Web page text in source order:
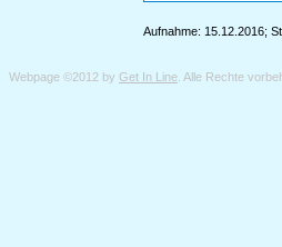
Aufnahme: 15.12.2016;
Webpage ©2012 by Get In Line . Alle Rechte